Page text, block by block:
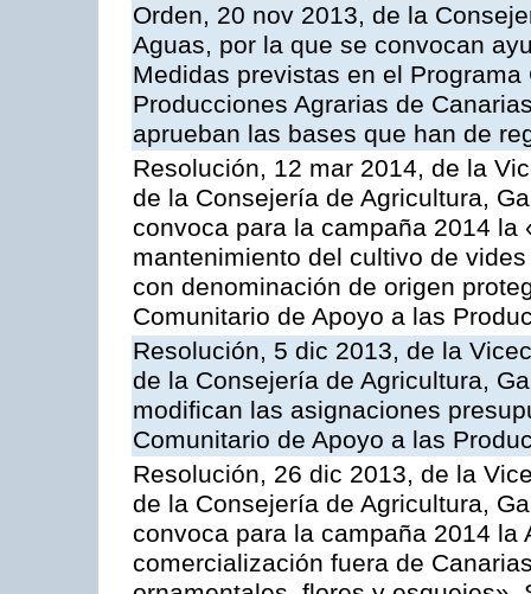
Orden, 20 nov 2013, de la
Aguas, por la que se convocan
Medidas previstas en el
Producciones Agrarias de
aprueban las bases que han de
Resolución, 12 mar 2014, de la
de la Consejería de Agricultura,
convoca para la campaña 2014 la
mantenimiento del cultivo de
con denominación de origen
Comunitario de Apoyo a las
Resolución, 5 dic 2013, de la
de la Consejería de Agricultura,
modifican las asignaciones
Comunitario de Apoyo a las
Resolución, 26 dic 2013, de la
de la Consejería de Agricultura,
convoca para la campaña 2014 la
comercialización fuera de